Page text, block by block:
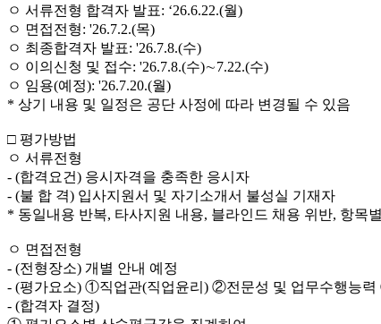
ㅇ 서류전형 합격자 발표: ‘26.6.22.(월)
ㅇ 면접전형: '26.7.2.(목)
ㅇ 최종합격자 발표: '26.7.8.(수)
ㅇ 이의신청 및 접수: '26.7.8.(수)∼7.22.(수)
ㅇ 임용(예정): '26.7.20.(월)
* 상기 내용 및 일정은 공단 사정에 따라 변경될 수 있음
□ 평가방법
ㅇ 서류전형
- (합격요건) 응시자격을 충족한 응시자
- (불 합 격) 입사지원서 및 자기소개서 불성실 기재자
* 동일내용 반복, 타사지원 내용, 블라인드 채용 위반, 항목
ㅇ 면접전형
- (전형장소) 개별 안내 예정
- (평가요소) ①직업관(직업윤리) ②전문성 및 업무수행능
- (합격자 결정)